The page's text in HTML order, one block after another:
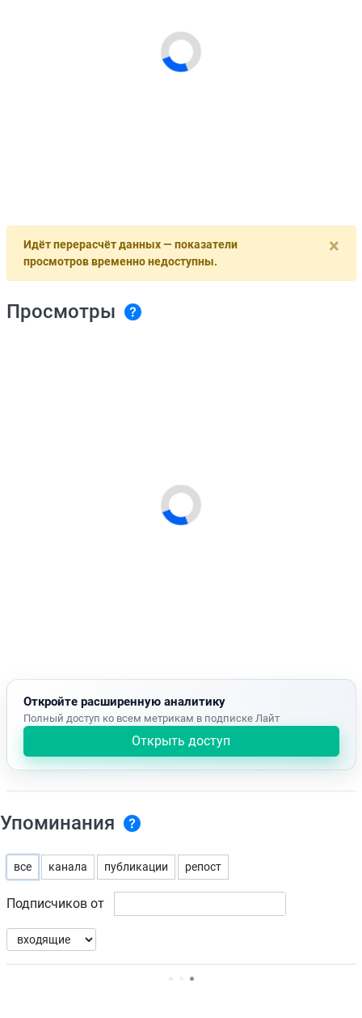
×
Идёт перерасчёт данных — показатели
просмотров временно недоступны.
Просмотры
Откройте расширенную аналитику
Полный доступ ко всем метрикам в подписке Лайт
Открыть доступ
Упоминания
все канала публикации репост
Подписчиков от
Нет доступных упоминаний.